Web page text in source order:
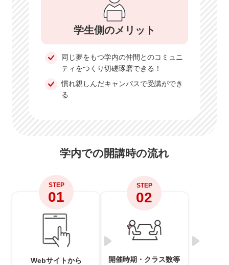
学生側のメリット
同じ夢をもつ学内の仲間とのコミュニ
ティをつくり切磋琢磨できる！
慣れ親しんだキャンパスで受講ができ
る
学内での開講時の流れ
STEP
01
Webサイトから
STEP
02
開催時期・クラス数等